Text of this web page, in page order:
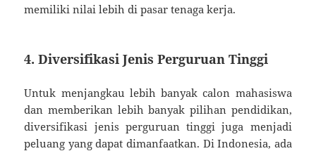
memiliki nilai lebih di pasar tenaga kerja.
4. Diversifikasi Jenis Perguruan Tinggi
Untuk menjangkau lebih banyak calon mahasiswa
dan memberikan lebih banyak pilihan pendidikan,
diversifikasi jenis perguruan tinggi juga menjadi
peluang yang dapat dimanfaatkan. Di Indonesia, ada